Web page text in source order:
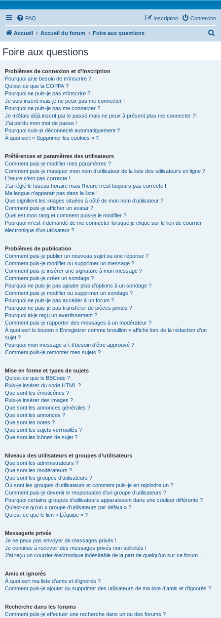
FAQ Connexion
Inscription
Accueil Accueil du forum Foire aux questions
Foire aux questions
Problèmes de connexion et d’inscription
Pourquoi ai-je besoin de m’inscrire ?
Qu’est-ce que la COPPA ?
Pourquoi ne puis-je pas m’inscrire ?
Je suis inscrit mais je ne peux pas me connecter !
Pourquoi ne puis-je pas me connecter ?
Je m’étais déjà inscrit par le passé mais ne peux à présent plus me connecter ?!
J’ai perdu mon mot de passe !
Pourquoi suis-je déconnecté automatiquement ?
À quoi sert « Supprimer les cookies » ?
Préférences et paramètres des utilisateurs
Comment puis-je modifier mes paramètres ?
Comment puis-je masquer mon nom d’utilisateur de la liste des utilisateurs en ligne ?
L’heure n’est pas correcte !
J’ai réglé le fuseau horaire mais l’heure n’est toujours pas correcte !
Ma langue n’apparaît pas dans la liste !
Que signifient les images situées à côté de mon nom d’utilisateur ?
Comment puis-je afficher un avatar ?
Quel est mon rang et comment puis-je le modifier ?
Pourquoi m’est-il demandé de me connecter lorsque je clique sur le lien de courrier
électronique d’un utilisateur ?
Problèmes de publication
Comment puis-je publier un nouveau sujet ou une réponse ?
Comment puis-je modifier ou supprimer un message ?
Comment puis-je insérer une signature à mon message ?
Comment puis-je créer un sondage ?
Pourquoi ne puis-je pas ajouter plus d’options à un sondage ?
Comment puis-je modifier ou supprimer un sondage ?
Pourquoi ne puis-je pas accéder à un forum ?
Pourquoi ne puis-je pas transférer de pièces jointes ?
Pourquoi ai-je reçu un avertissement ?
Comment puis-je rapporter des messages à un modérateur ?
À quoi sert le bouton « Enregistrer comme brouillon » affiché lors de la rédaction d’un
sujet ?
Pourquoi mon message a-t-il besoin d’être approuvé ?
Comment puis-je remonter mes sujets ?
Mise en forme et types de sujets
Qu’est-ce que le BBCode ?
Puis-je insérer du code HTML ?
Que sont les émoticônes ?
Puis-je insérer des images ?
Que sont les annonces générales ?
Que sont les annonces ?
Que sont les notes ?
Que sont les sujets verrouillés ?
Que sont les icônes de sujet ?
Niveaux des utilisateurs et groupes d’utilisateurs
Que sont les administrateurs ?
Que sont les modérateurs ?
Que sont les groupes d’utilisateurs ?
Où sont les groupes d’utilisateurs et comment puis-je en rejoindre un ?
Comment puis-je devenir le responsable d’un groupe d’utilisateurs ?
Pourquoi certains groupes d’utilisateurs apparaissent dans une couleur différente ?
Qu’est-ce qu’un « groupe d’utilisateurs par défaut » ?
Qu’est-ce que le lien « L’équipe » ?
Messagerie privée
Je ne peux pas envoyer de messages privés !
Je continue à recevoir des messages privés non sollicités !
J’ai reçu un courrier électronique indésirable de la part de quelqu’un sur ce forum !
Amis et ignorés
À quoi sert ma liste d’amis et d’ignorés ?
Comment puis-je ajouter ou supprimer des utilisateurs de ma liste d’amis et d’ignorés ?
Recherche dans les forums
Comment puis-je effectuer une recherche dans un ou des forums ?